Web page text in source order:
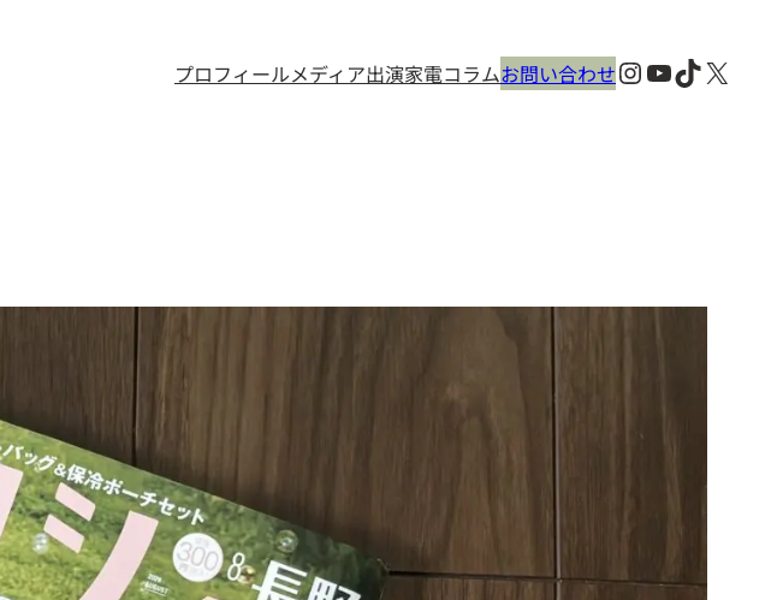
プロフィールメディア出演家電コラムお問い合わせInstagram
YouTube
TikTok
X